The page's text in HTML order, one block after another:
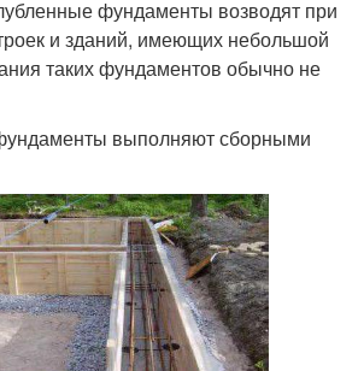
фундаменты возводят при
и зданий, имеющих небольшой
таких фундаментов обычно не
выполняют сборными